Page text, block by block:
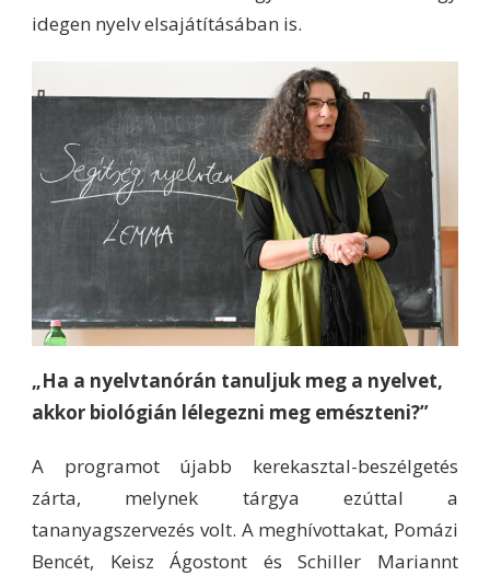
idegen nyelv elsajátításában is.
„Ha a nyelvtanórán tanuljuk meg a nyelvet,
akkor biológián lélegezni meg emészteni?”
A programot újabb kerekasztal-beszélgetés
zárta, melynek tárgya ezúttal a
tananyagszervezés volt. A meghívottakat, Pomázi
Bencét, Keisz Ágostont és Schiller Mariannt